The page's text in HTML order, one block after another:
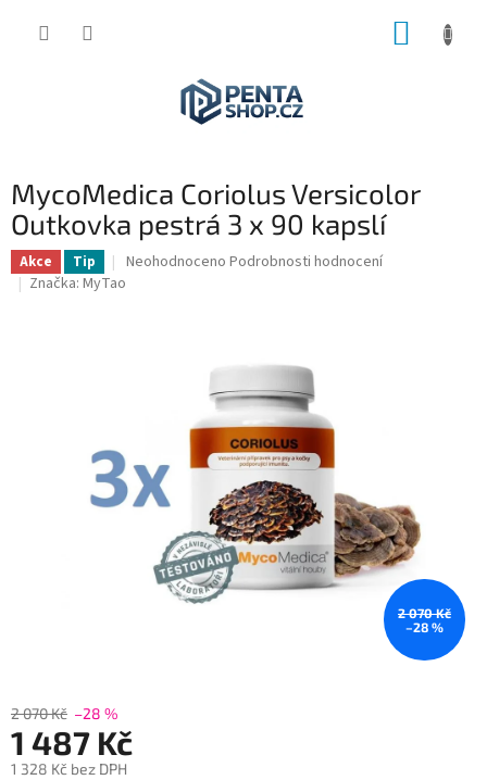
MycoMedica Coriolus Versicolor
Outkovka pestrá 3 x 90 kapslí
Akce Tip
Průměrné
hodnocení
Neohodnoceno Podrobnosti hodnocení
Značka: MyTao
2 070 Kč
–28 %
2 070 Kč –28 %
1 487 Kč
1 328 Kč bez DPH